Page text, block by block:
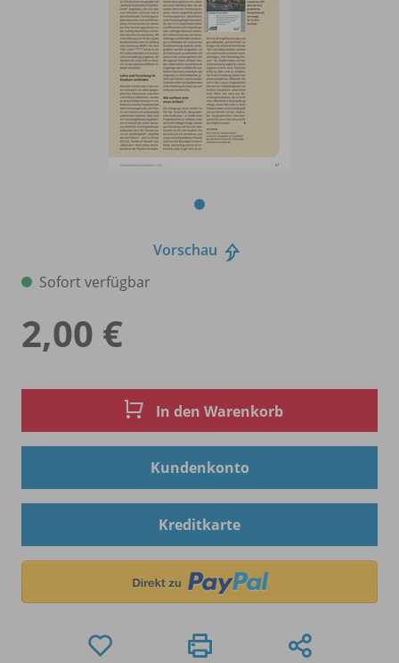
Vorschau
Sofort verfügbar
2,00 €
In den Warenkorb
Kundenkonto
Kreditkarte